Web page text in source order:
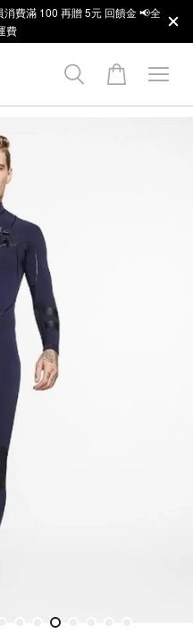
費滿 100 再贈 5元 回饋金 📢全
費